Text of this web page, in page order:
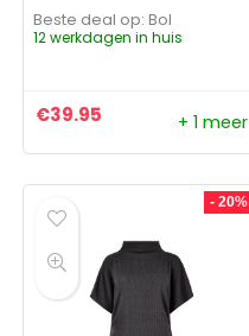
Beste deal op:
Bol
12 werkdagen in huis
€39.95 + 1 meer
- 20%